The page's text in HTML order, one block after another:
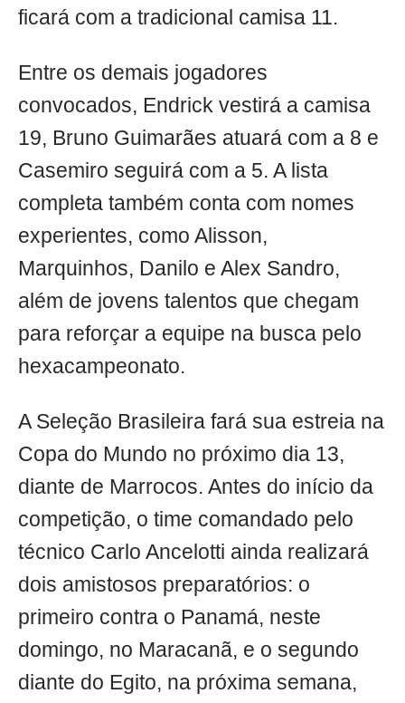
ficará com a tradicional camisa 11.
Entre os demais jogadores
convocados, Endrick vestirá a camisa
19, Bruno Guimarães atuará com a 8 e
Casemiro seguirá com a 5. A lista
completa também conta com nomes
experientes, como Alisson,
Marquinhos, Danilo e Alex Sandro,
além de jovens talentos que chegam
para reforçar a equipe na busca pelo
hexacampeonato.
A Seleção Brasileira fará sua estreia na
Copa do Mundo no próximo dia 13,
diante de Marrocos. Antes do início da
competição, o time comandado pelo
técnico Carlo Ancelotti ainda realizará
dois amistosos preparatórios: o
primeiro contra o Panamá, neste
domingo, no Maracanã, e o segundo
diante do Egito, na próxima semana,